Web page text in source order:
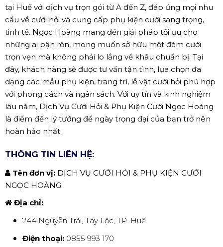
tại Huế với dịch vụ trọn gói từ A đến Z, đáp ứng mọi nhu
cầu về cưới hỏi và cung cấp phụ kiện cưới sang trọng,
tinh tế. Ngọc Hoàng mang đến giải pháp tối ưu cho
những ai bận rộn, mong muốn sở hữu một đám cưới
trọn vẹn mà không phải lo lắng về khâu chuẩn bị. Tại
đây, khách hàng sẽ được tư vấn tận tình, lựa chọn đa
dạng các mẫu phụ kiện, trang trí, lễ vật cưới hỏi phù hợp
với phong cách và ngân sách. Với uy tín và kinh nghiệm
lâu năm, Dịch Vụ Cưới Hỏi & Phụ Kiện Cưới Ngọc Hoàng
là điểm đến lý tưởng để ngày trọng đại của bạn trở nên
hoàn hảo nhất.
THÔNG TIN LIÊN HỆ:
Tên đơn vị: DỊCH VỤ CƯỚI HỎI & PHỤ KIỆN CƯỚI
NGỌC HOÀNG
Địa chỉ:
244 Nguyễn Trãi, Tây Lộc, TP. Huế.
Điện thoại: 0855 993 170